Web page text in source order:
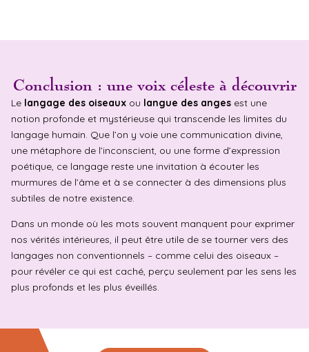
Conclusion : une voix céleste à découvrir
Le langage des oiseaux ou langue des anges est une
notion profonde et mystérieuse qui transcende les limites du
langage humain. Que l’on y voie une communication divine,
une métaphore de l’inconscient, ou une forme d’expression
poétique, ce langage reste une invitation à écouter les
murmures de l’âme et à se connecter à des dimensions plus
subtiles de notre existence.
Dans un monde où les mots souvent manquent pour exprimer
nos vérités intérieures, il peut être utile de se tourner vers des
langages non conventionnels – comme celui des oiseaux –
pour révéler ce qui est caché, perçu seulement par les sens les
plus profonds et les plus éveillés.